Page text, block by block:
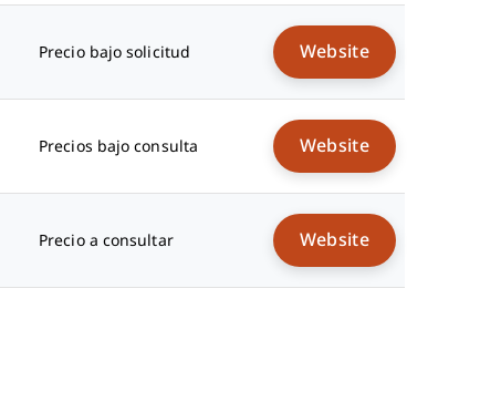
Precio bajo solicitud Website
Precios bajo consulta Website
Precio a consultar Website